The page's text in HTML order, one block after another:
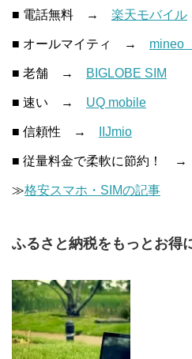
■ 電話無料 → 楽天モバイル
■ オールマイティ → mineo
■ 老舗 → BIGLOBE SIM
■ 速い → UQ mobile
■ 信頼性 → IIJmio
■ 従量料金で柔軟に節約！
≫格安スマホ・SIMの記事
ふるさと納税をもっとお得